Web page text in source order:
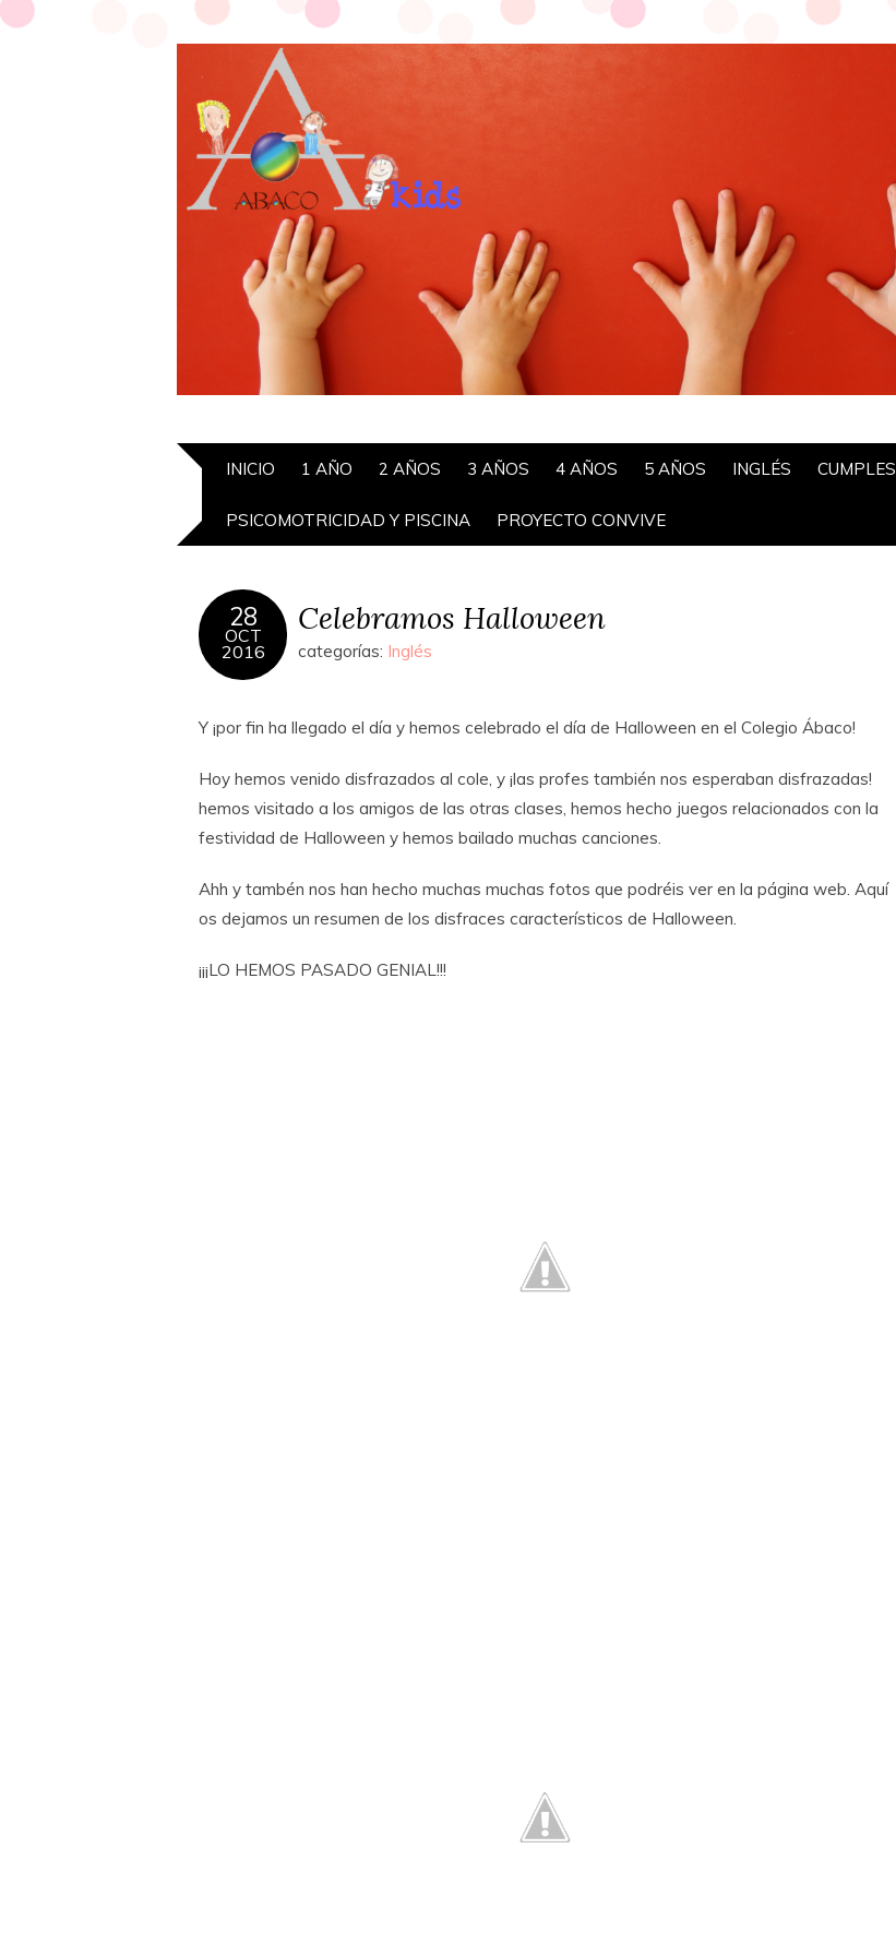
INICIO 1 AÑO 2 AÑOS 3 AÑOS 4 AÑOS 5 AÑOS INGLÉS CUMPLES
PSICOMOTRICIDAD Y PISCINA PROYECTO CONVIVE
28
OCT
2016
Celebramos Halloween
categorías: Inglés
Y ¡por fin ha llegado el día y hemos celebrado el día de Halloween en el Colegio Ábaco!
Hoy hemos venido disfrazados al cole, y ¡las profes también nos esperaban disfrazadas!
hemos visitado a los amigos de las otras clases, hemos hecho juegos relacionados con la
festividad de Halloween y hemos bailado muchas canciones.
Ahh y tambén nos han hecho muchas muchas fotos que podréis ver en la página web. Aquí
os dejamos un resumen de los disfraces característicos de Halloween.
¡¡¡LO HEMOS PASADO GENIAL!!!